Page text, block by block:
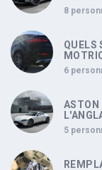
8
QUELS
6
ASTON
5